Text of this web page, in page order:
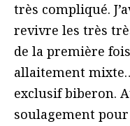
très compliqué.
revivre les très
de la première
allaitement
exclusif biberon.
soulagement